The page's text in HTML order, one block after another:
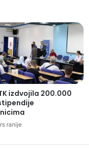
izdvojila 200.000
ranije